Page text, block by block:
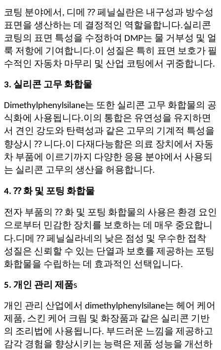
코팅 분야에서, 디메 ⁇ 페닐실란은 내구성과 방수성
표면을 생산하는 데 결정적인 역할을합니다.실리콘
코팅의 표면 특성을 수정하여 DMP는 물 거부성 및 얼
룩 저항에 기여합니다.이 성질은 특히 표면 보호가 필
수적인 자동차 마무리 및 산업 코팅에서 귀중합니다.
3. 실리콘 고무 화합물
Dimethylphenylsilane는 또한 실리콘 고무 화합물의 공
식화에 사용됩니다.이의 통합은 유연성을 유지하면
서 견인 강도와 탄력성과 같은 고무의 기계적 특성을
향상시 ⁇ 니다.이 다재다능함은 의료 장치에서 자동
차 부품에 이르기까지 다양한 응용 분야에서 사용되
는 실리콘 고무의 생산을 허용합니다.
4. ⁇ 화 및 포팅 화합물
전자 부품의 ⁇ 화 및 포팅 화합물의 사용은 환경 요인
으로부터 민감한 장치를 보호하는 데 매우 중요합니
다.디메 ⁇ 페닐실라네의 낮은 점성 및 우수한 접착
성질은 신뢰할 수 있는 단열과 보호를 제공하는 포팅
화합물을 수립하는 데 효과적인 선택입니다.
5. 개인 관리 제품s
개인 관리 산업에서 dimethylphenylsilane는 헤어 케어
제품, 스킨 케어 크림 및 화장품과 같은 실리콘 기반
의 조리법에 사용됩니다. 부드러운 느낌을 제공하고
감각 경험을 향상시키는 능력은 제품 성능을 개선하